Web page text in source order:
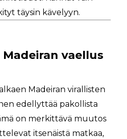
täysin kävelyyn.
vaellus
Madeiran virallisten
edellyttää pakollista
on merkittävä muutos
itsenäistä matkaa,